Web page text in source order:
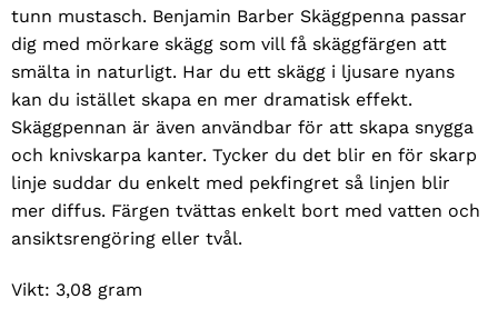
tunn mustasch. Benjamin Barber Skäggpenna passar
dig med mörkare skägg som vill få skäggfärgen att
smälta in naturligt. Har du ett skägg i ljusare nyans
kan du istället skapa en mer dramatisk effekt.
Skäggpennan är även användbar för att skapa snygga
och knivskarpa kanter. Tycker du det blir en för skarp
linje suddar du enkelt med pekfingret så linjen blir
mer diffus. Färgen tvättas enkelt bort med vatten och
ansiktsrengöring eller tvål.
Vikt: 3,08 gram